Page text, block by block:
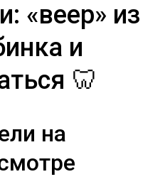
«веер» из
и
🦷
на